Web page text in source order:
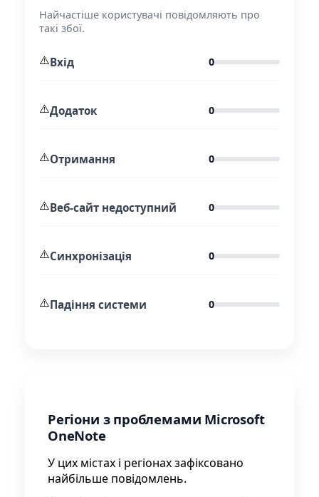
Найчастіше користувачі повідомляють про
такі збої.
⚠️Вхід 0
⚠️Додаток 0
⚠️Отримання 0
⚠️Веб-сайт недоступний 0
⚠️Синхронізація 0
⚠️Падіння системи 0
Регіони з проблемами Microsoft
OneNote
У цих містах і регіонах зафіксовано
найбільше повідомлень.